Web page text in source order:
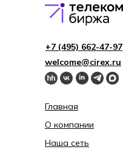
Главная
О компании
Наша сеть
welcome@cirex.ru
+7 (495) 662-4 7-97